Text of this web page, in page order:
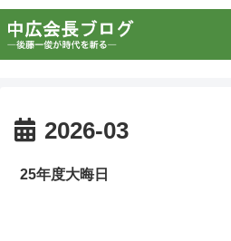
2026-03
25年度大晦日